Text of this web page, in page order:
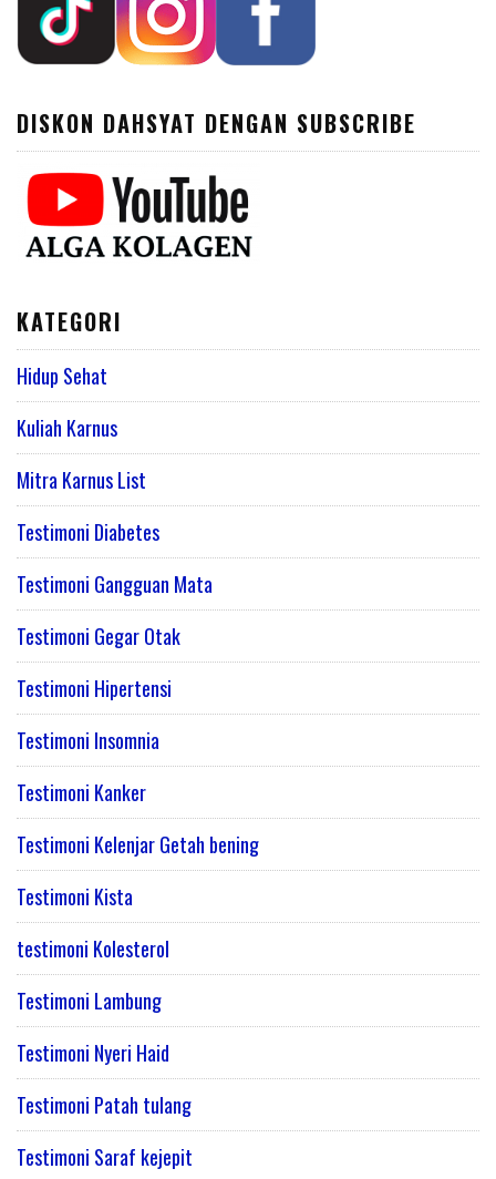
DISKON DAHSYAT DENGAN SUBSCRIBE
KATEGORI
Hidup Sehat
Kuliah Karnus
Mitra Karnus List
Testimoni Diabetes
Testimoni Gangguan Mata
Testimoni Gegar Otak
Testimoni Hipertensi
Testimoni Insomnia
Testimoni Kanker
Testimoni Kelenjar Getah bening
Testimoni Kista
testimoni Kolesterol
Testimoni Lambung
Testimoni Nyeri Haid
Testimoni Patah tulang
Testimoni Saraf kejepit